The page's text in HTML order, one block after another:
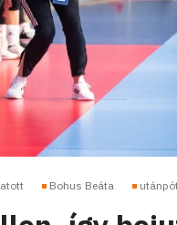
Bohus Beáta